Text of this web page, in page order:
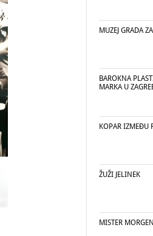
MUZEJ GRADA
BAROKNA
MARKA U
KOPAR IZMEĐU
ŽUŽI JELINEK
MISTER